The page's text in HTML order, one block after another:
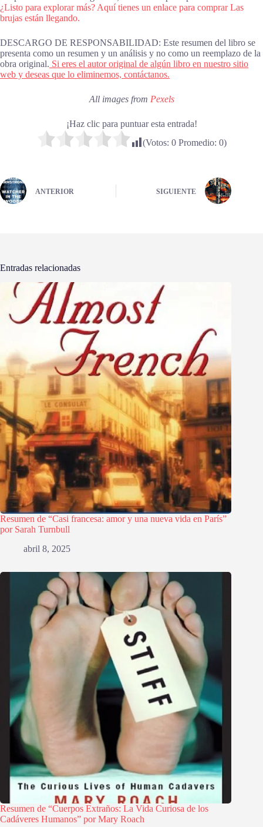
¿Listo para explorar más? Aquí tienes un enlace para comprar Las
brujas están llegando.
DESCARGO DE RESPONSABILIDAD: Este resumen del libro se
presenta como un resumen y un análisis y no como un reemplazo de la
obra original. Si eres el autor original de algún libro en nuestro sitio
web y deseas que lo eliminemos, contáctanos.
All images from Pexels
¡Haz clic para puntuar esta entrada!
(Votos: 0Promedio: 0)
ANTERIOR SIGUIENTE
Entradas relacionadas
Resumen de “Casi francesa: amor y una nueva vida en París”
por Sarah Turnbull
abril 8, 2025
Resumen de “Cuerpos Extraños: La Vida Curiosa de los
Cadáveres Humanos” por Mary Roach